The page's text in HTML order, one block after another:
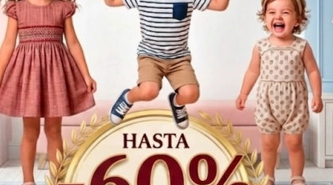
Productos Relacionados
¡Oferta!
52%